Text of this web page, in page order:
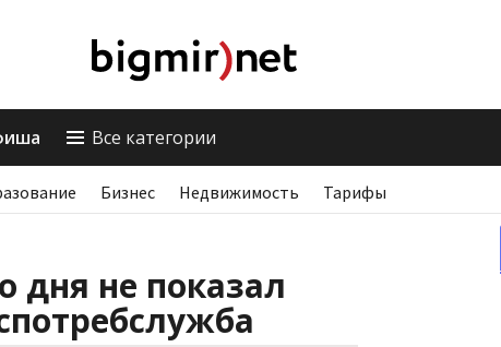
Все категории
Бизнес Недвижимость Тарифы
дня не показал